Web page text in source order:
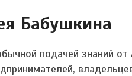
Бабушкина
подачей знаний